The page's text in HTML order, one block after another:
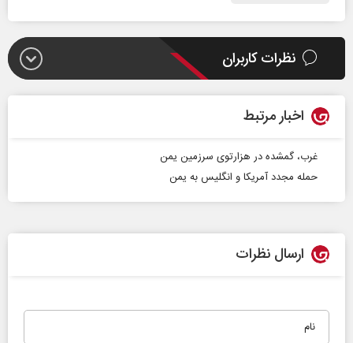
نظرات کاربران
اخبار مرتبط
غرب، گمشده در هزارتوی سرزمین یمن
حمله مجدد آمریکا و انگلیس به یمن
ارسال نظرات